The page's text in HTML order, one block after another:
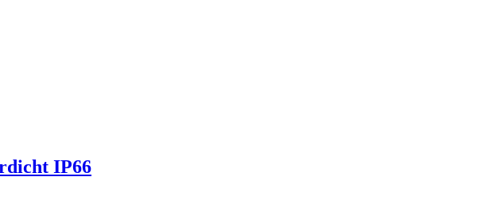
IP66